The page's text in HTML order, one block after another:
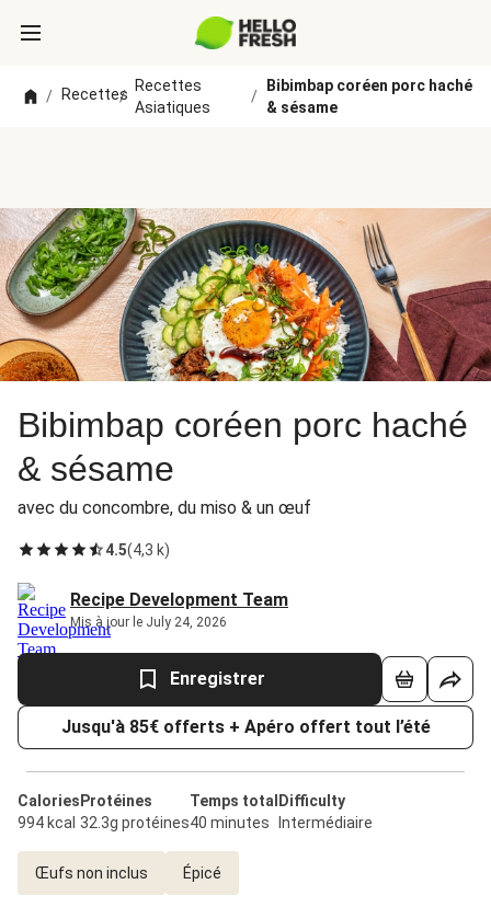
/ Recettes
/
Recettes
Asiatiques
/
Bibimbap coréen porc haché
& sésame
Bibimbap coréen porc haché
& sésame
avec du concombre, du miso & un œuf
4.5(4,3 k)
Recipe Development Team
Mis à jour le July 24, 2026
Enregistrer
Jusqu'à 85€ offerts + Apéro offert tout l’été
Calories
994 kcal
Protéines
32.3g protéines
Temps total
40 minutes
Difficulty
Intermédiaire
Œufs non inclus Épicé